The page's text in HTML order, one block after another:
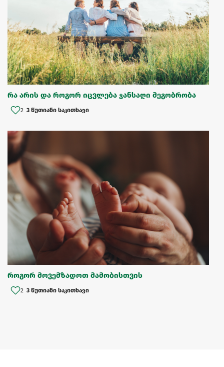
რა არის და როგორ იცვლება ჯანსაღი მეგობრობა
2 3 წუთიანი საკითხავი
როგორ მოვემზადოთ მამობისთვის
2 3 წუთიანი საკითხავი